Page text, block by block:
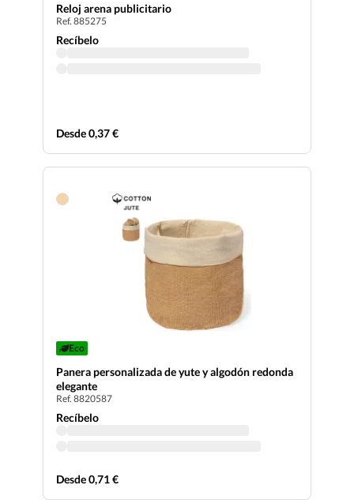
Reloj arena publicitario
Ref. 885275
Recíbelo
Desde 0,37 €
Eco
Panera personalizada de yute y algodón redonda
elegante
Ref. 8820587
Recíbelo
Desde 0,71 €